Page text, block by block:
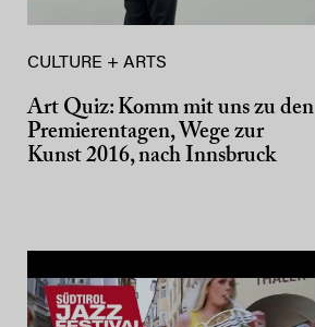
CULTURE + ARTS
Art Quiz: Komm mit uns zu den
Premierentagen, Wege zur
Kunst 2016, nach Innsbruck